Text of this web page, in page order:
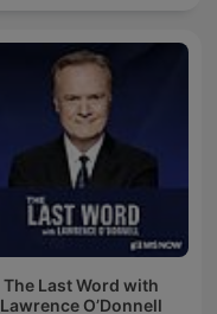
The Last Word with
Lawrence O’Donnell